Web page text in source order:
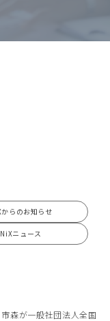
森が一般社団法人全国
らのお知らせ
NiXニュース